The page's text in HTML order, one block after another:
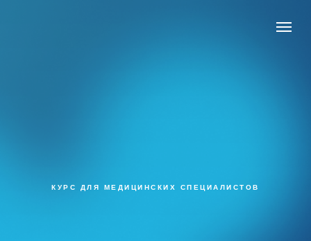
КУРС ДЛЯ МЕДИЦИНСКИХ СПЕЦИАЛИСТОВ